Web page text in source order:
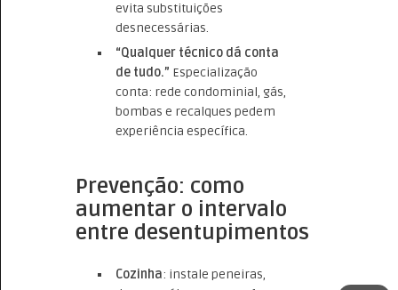
evita substituições
desnecessárias.
“Qualquer técnico dá conta
de tudo.” Especialização
conta: rede condominial, gás,
bombas e recalques pedem
experiência específica.
Prevenção: como
aumentar o intervalo
entre desentupimentos
Cozinha: instale peneiras,